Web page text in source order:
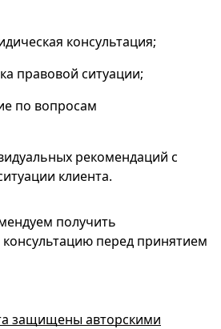
консультация;
правовой ситуации;
по вопросам
рекомендаций с
клиента.
получить
перед принятием
защищены авторскими